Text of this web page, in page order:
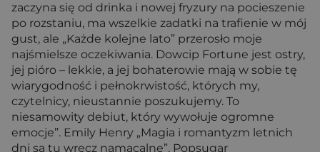
zaczyna się od drinka i nowej fryzury na pocieszenie
po rozstaniu, ma wszelkie zadatki na trafienie w mój
gust, ale „Każde kolejne lato” przerosło moje
najśmielsze oczekiwania. Dowcip Fortune jest ostry,
jej pióro – lekkie, a jej bohaterowie mają w sobie tę
wiarygodność i pełnokrwistość, których my,
czytelnicy, nieustannie poszukujemy. To
niesamowity debiut, który wywołuje ogromne
emocje”. Emily Henry „Magia i romantyzm letnich
dni są tu wręcz namacalne”. Popsugar